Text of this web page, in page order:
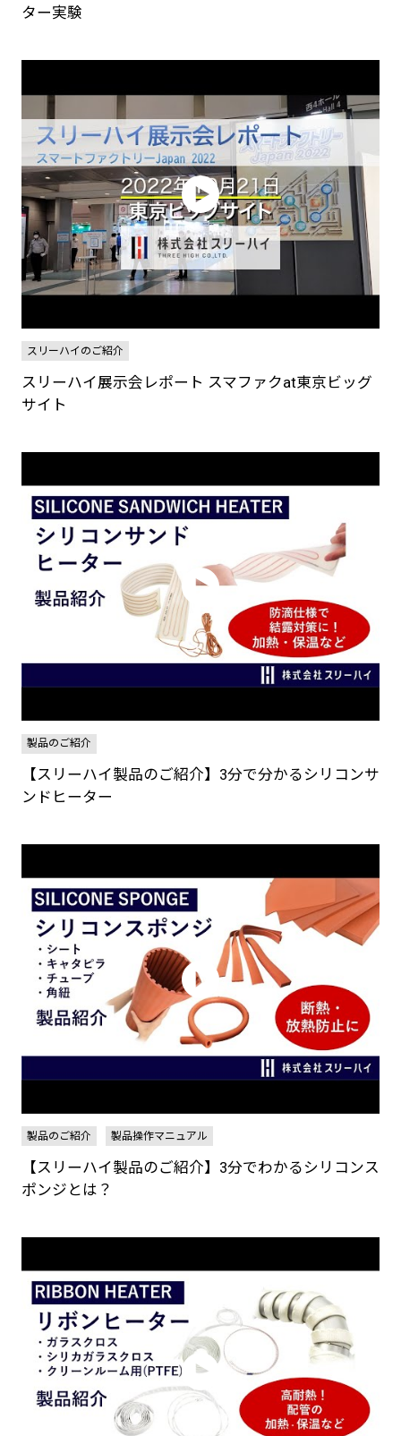
ター実験
スリーハイのご紹介
スリーハイ展示会レポート スマファクat東京ビッグ
サイト
製品のご紹介
【スリーハイ製品のご紹介】3分で分かるシリコンサ
ンドヒーター
製品のご紹介 製品操作マニュアル
【スリーハイ製品のご紹介】3分でわかるシリコンス
ポンジとは？